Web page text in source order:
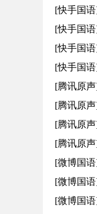
[快手国
[快手国
[快手国
[快手国
[腾讯原
[腾讯原
[腾讯原
[腾讯原
[微博国
[微博国
[微博国